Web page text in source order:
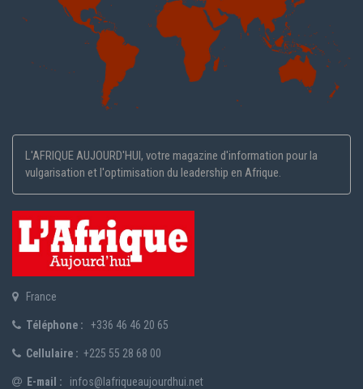
L'AFRIQUE AUJOURD'HUI, votre magazine d'information pour la
vulgarisation et l'optimisation du leadership en Afrique.
France
Téléphone : +336 46 46 20 65
Cellulaire : +225 55 28 68 00
E-mail : infos@lafriqueaujourdhui.net